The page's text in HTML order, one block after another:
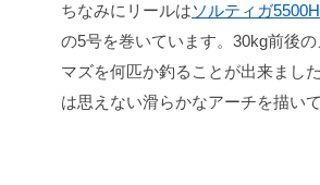
ちなみにリールはソルティガ5500H
の5号を巻いています。30kg前後
マズを何匹か釣ることが出来まし
は思えない滑らかなアーチを描いて